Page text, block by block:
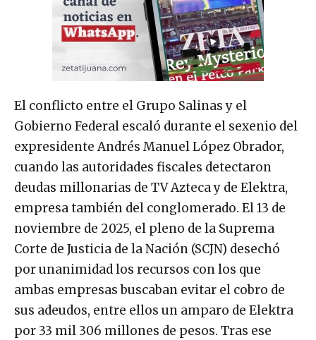
El conflicto entre el Grupo Salinas y el
Gobierno Federal escaló durante el sexenio del
expresidente Andrés Manuel López Obrador,
cuando las autoridades fiscales detectaron
deudas millonarias de TV Azteca y de Elektra,
empresa también del conglomerado. El 13 de
noviembre de 2025, el pleno de la Suprema
Corte de Justicia de la Nación (SCJN) desechó
por unanimidad los recursos con los que
ambas empresas buscaban evitar el cobro de
sus adeudos, entre ellos un amparo de Elektra
por 33 mil 306 millones de pesos. Tras ese